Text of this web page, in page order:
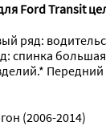
Ford Transit
ряд:
спинка
(2006-2014)